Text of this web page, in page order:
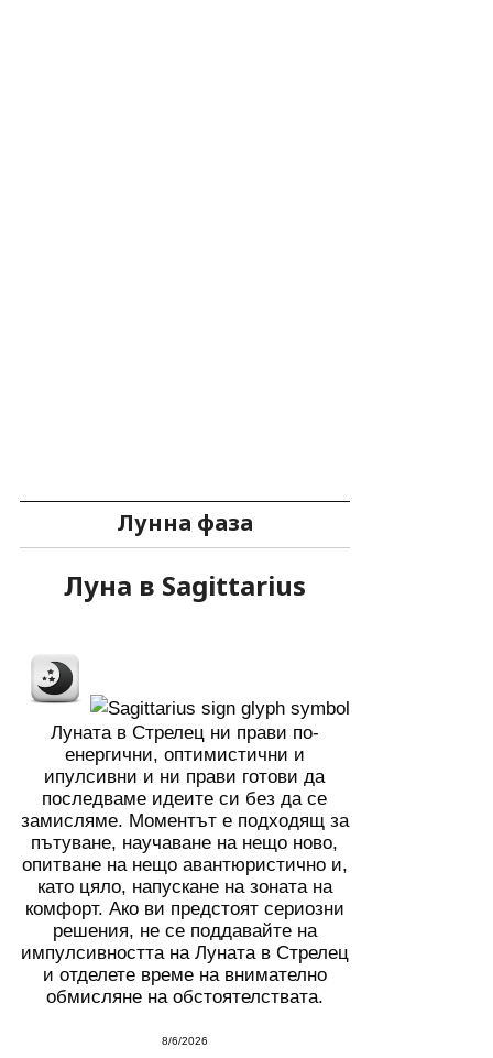
Лунна фаза
Луна в Sagittarius
Луната в Стрелец ни прави по-
енергични, оптимистични и
ипулсивни и ни прави готови да
последваме идеите си без да се
замисляме. Моментът е подходящ за
пътуване, научаване на нещо ново,
опитване на нещо авантюристично и,
като цяло, напускане на зоната на
комфорт. Ако ви предстоят сериозни
решения, не се поддавайте на
импулсивността на Луната в Стрелец
и отделете време на внимателно
обмисляне на обстоятелствата.
8/6/2026